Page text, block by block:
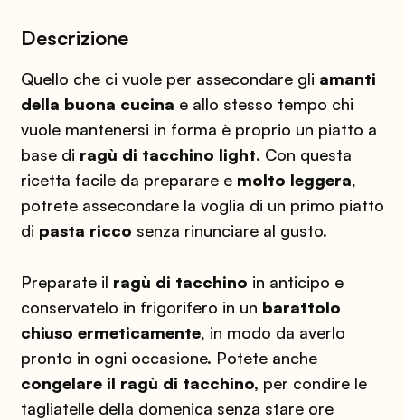
Descrizione
Quello che ci vuole per assecondare gli amanti
della buona cucina e allo stesso tempo chi
vuole mantenersi in forma è proprio un piatto a
base di ragù di tacchino light. Con questa
ricetta facile da preparare emolto leggera,
potrete assecondare la voglia di un primo piatto
di pasta ricco senza rinunciare al gusto.
Preparate il ragù di tacchino in anticipo e
conservatelo in frigorifero in un barattolo
chiuso ermeticamente, in modo da averlo
pronto in ogni occasione. Potete anche
congelare il ragù di tacchino, per condire le
tagliatelle della domenica senza stare ore